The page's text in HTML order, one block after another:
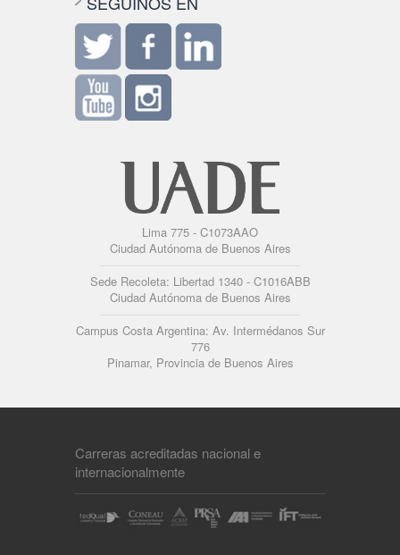
Lima 775 - C1073AAO
Ciudad Autónoma de Buenos Aires
Sede Recoleta: Libertad 1340 - C1016ABB
Ciudad Autónoma de Buenos Aires
Campus Costa Argentina: Av. Intermédanos Sur
776
Pinamar, Provincia de Buenos Aires
Carreras acreditadas nacional e
internacionalmente